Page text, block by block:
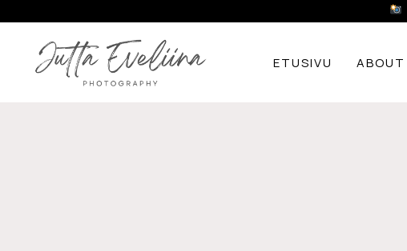
ETUSIVU ABOUT